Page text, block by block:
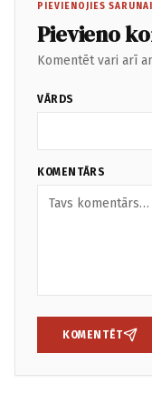
PIEVIENOJIES SARUNAI
Pievieno
Komentēt vari arī
VĀRDS
KOMENTĀRS
KOMENTĒT